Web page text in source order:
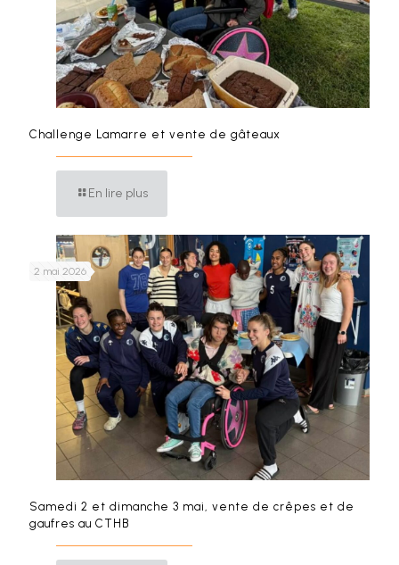
Challenge Lamarre et vente de gâteaux
En lire plus
2 mai 2026
Samedi 2 et dimanche 3 mai, vente de crêpes et de
gaufres au CTHB